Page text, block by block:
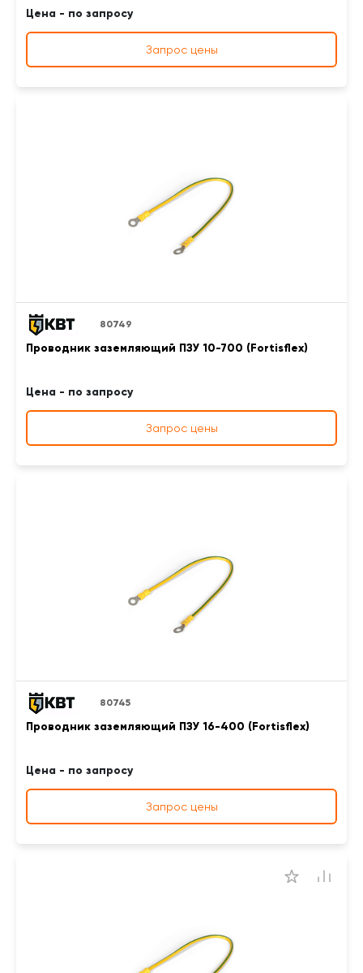
Цена - по запросу
Запрос цены
80749
Проводник заземляющий ПЗУ 10-700 (Fortisflex)
Цена - по запросу
Запрос цены
80745
Проводник заземляющий ПЗУ 16-400 (Fortisflex)
Цена - по запросу
Запрос цены